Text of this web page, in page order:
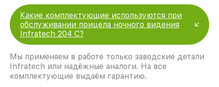
Какие комплектующие используются при
обслуживании прицела ночного видения
Infratech 204 С?
Мы применяем в работе только заводские детали
Infratech или надёжные аналоги. На все
комплектующие выдаём гарантию.